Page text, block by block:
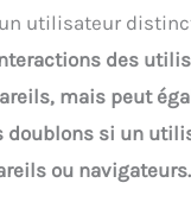
utilisateur
des
mais peut
doublons si un
ou navigateurs.